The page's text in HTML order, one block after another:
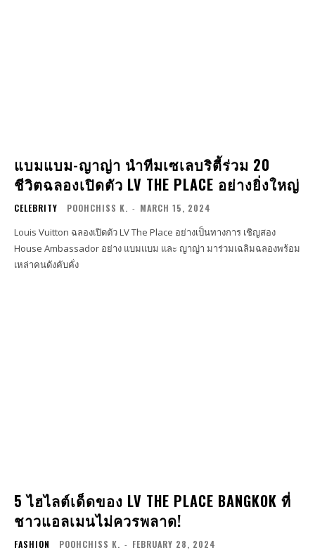
แบมแบม-ญาญ่า นำทีมเซเลบริตี้ร่วม 20
ชีวิตฉลองเปิดตัว LV THE PLACE อย่างยิ่งใหญ่
CELEBRITY POOHCHISS K. - MARCH 15, 2024
Louis Vuitton ฉลองเปิดตัว LV The Place อย่างเป็นทางการ เชิญสอง
House Ambassador อย่าง แบมแบม และ ญาญ่า มาร่วมเฉลิมฉลองพร้อม
เหล่าคนดังคับคั่ง
5 ไฮไลต์เด็ดของ LV THE PLACE BANGKOK ที่
ชาวแอลเมนไม่ควรพลาด!
FASHION POOHCHISS K. - FEBRUARY 28, 2024